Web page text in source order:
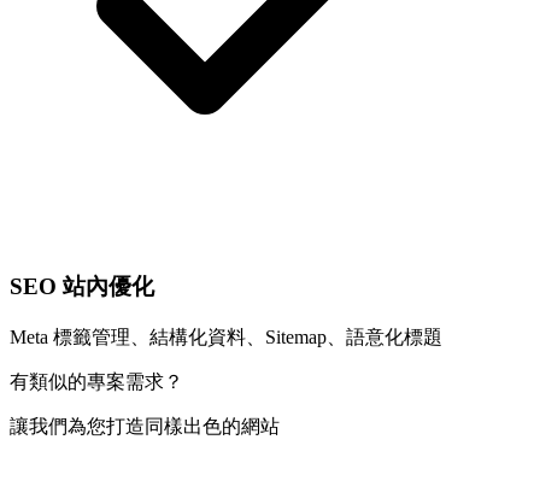
SEO 站內優化
Meta 標籤管理、結構化資料、Sitemap、語意化標題
有類似的專案需求？
讓我們為您打造同樣出色的網站